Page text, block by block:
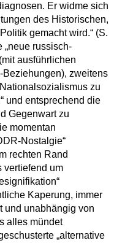
Er widme sich
des Historischen,
gemacht wird.“ (S.
„neue russisch-
ausführlichen
zweitens
zu
und entsprechend die
Gegenwart zu
momentan
Nostalgie“
rechten Rand
vertiefend um
Kaperung, immer
und unabhängig von
alles mündet
„alternative